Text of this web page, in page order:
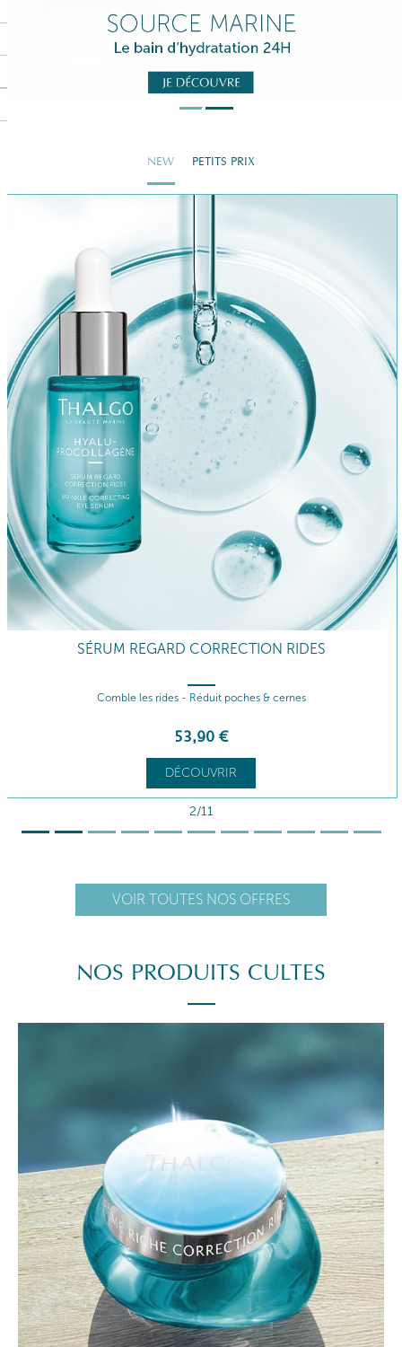
NEW PETITS PRIX
SÉRUM REGARD CORRECTION RIDES
Comble les rides - Réduit poches & cernes
53,90 €
DÉCOUVRIR
2/11
VOIR TOUTES NOS OFFRES
NOS PRODUITS CULTES